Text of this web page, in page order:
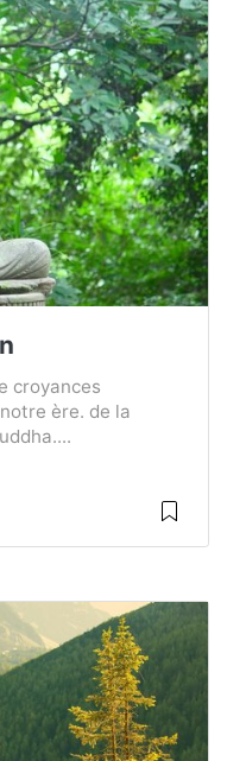
croyances
ère. de la